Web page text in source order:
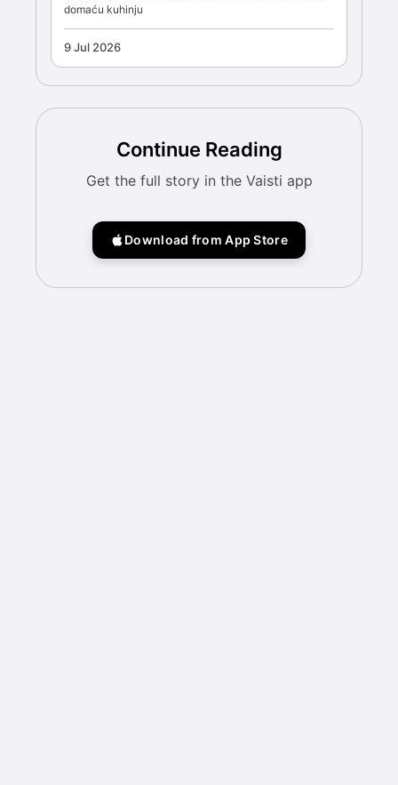
domaću kuhinju
9 Jul 2026
Continue Reading
Get the full story in the Vaisti app
Download from App Store